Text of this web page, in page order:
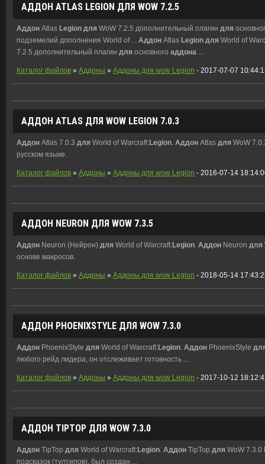
АДДОН ATLAS LEGION ДЛЯ WOW 7.2.5
Аддон Atlas Legion для WoW 7.2.5 дополнительный плагин для
подземелий дополнения World of ... Аддон Atlas Legion для World of
7.2.5 дополнительный плагин для основного аддона
Каталог файлов » Аддоны » Аддоны для wow Legion - 2017-07-07
АДДОН ATLAS ДЛЯ WOW LEGION 7.0.3
Аддон Atlas 7.0.3 для World of Warcraft:Legion Аддон Atlas для WoW
русском языке.
Каталог файлов » Аддоны » Аддоны для wow Legion - 2016-07-14
АДДОН NEURON ДЛЯ WOW 7.3.5
Аддон Neuron (Нейрон) для World of Warcraft:Legion Аддон Neuron для
основе макросов.
Каталог файлов » Аддоны » Аддоны для wow Legion - 2018-05-14
АДДОН PHOENIXSTYLE ДЛЯ WOW 7.3.0
Аддон PhoenixStyle для World of Warcraft:Legion Аддон PhoenixStyle
любого рейд лидера, он отслеживает готовность ...
Каталог файлов » Аддоны » Аддоны для wow Legion - 2017-10-12
АДДОН TIPTOP ДЛЯ WOW 7.3.0
Аддон TipTop для World of Warcraft:Legion Аддон TipTop для WoW
подсказок (тултипов), был создан ...